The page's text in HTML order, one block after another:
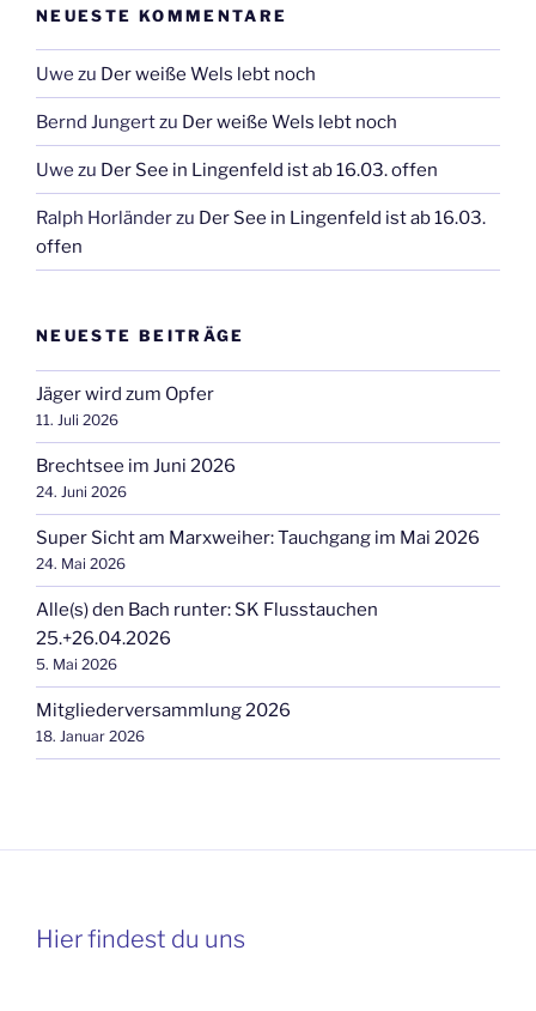
NEUESTE KOMMENTARE
Uwe zu Der weiße Wels lebt noch
Bernd Jungertzu Der weiße Wels lebt noch
Uwe zu Der See in Lingenfeld ist ab 16.03. offen
Ralph Horländerzu Der See in Lingenfeld ist ab 16.03.
offen
NEUESTE BEITRÄGE
Jäger wird zum Opfer
11. Juli 2026
Brechtsee im Juni 2026
24. Juni 2026
Super Sicht am Marxweiher: Tauchgang im Mai 2026
24. Mai 2026
Alle(s) den Bach runter: SK Flusstauchen
25.+26.04.2026
5. Mai 2026
Mitgliederversammlung 2026
18. Januar 2026
Hier findest du uns